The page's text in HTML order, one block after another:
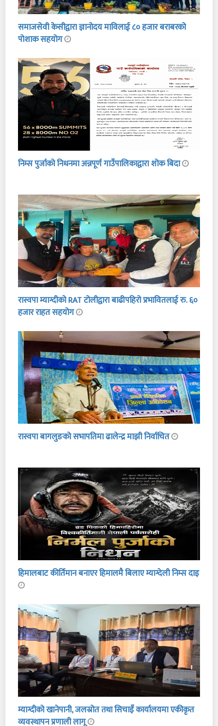
समाजसेवी केसीद्वारा ज्ञानोदय माविलाई ८० हजार बराबरको
पोशाक सहयोग
निम्स पुर्जाको निधनमा अन्नपूर्ण गाउँपालिकाद्वारा शोक बिदा
रास्वपा म्याग्दीको RAT टोलीद्वारा बाढीपहिरो प्रभावितलाई रु. ६०
हजार राहत सहयोग
रास्वपा बागलुङको सभापतिमा ढालेन्द्र माझी निर्वाचित
हिमालबाट कीर्तिमान बनाएर हिमालमै बिलाए म्याग्देली निम्स दाइ
म्याग्दीको खानेपानी, जलस्रोत तथा सिचाइँ कार्यालयमा एकीकृत
व्यवस्थापन प्रणाली लागू